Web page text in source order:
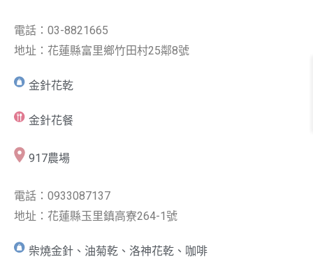
電話：03-8821665
地址：花蓮縣富里鄉竹田村25鄰8號
金針花乾
金針花餐
917農場
電話：0933087137
地址：花蓮縣玉里鎮高寮264-1號
柴燒金針、油菊乾、洛神花乾、咖啡